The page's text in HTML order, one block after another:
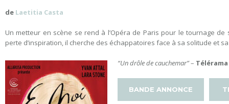
de Laetitia Casta
Un metteur en scène se rend à l’Opéra de Paris pour le tournage de
perte d’inspiration, il cherche des échappatoires face à sa solitude et sa
“Un drôle de cauchemar”– Télérama
BANDE ANNONCE